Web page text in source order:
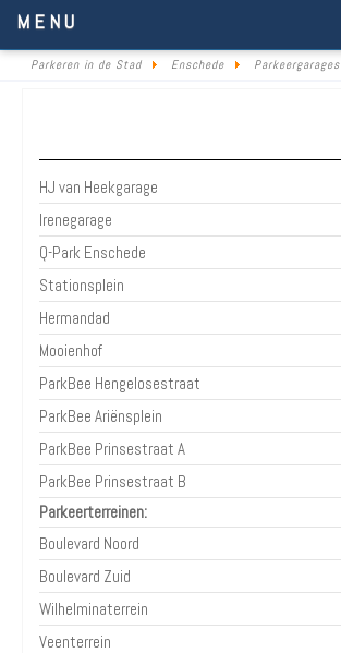
MENU
Parkeren in de Stad Enschede Parkeergarages
HJ van Heekgarage
Irenegarage
Q-Park Enschede
Stationsplein
Hermandad
Mooienhof
ParkBee Hengelosestraat
ParkBee Ariënsplein
ParkBee Prinsestraat A
ParkBee Prinsestraat B
Parkeerterreinen:
Boulevard Noord
Boulevard Zuid
Wilhelminaterrein
Veenterrein